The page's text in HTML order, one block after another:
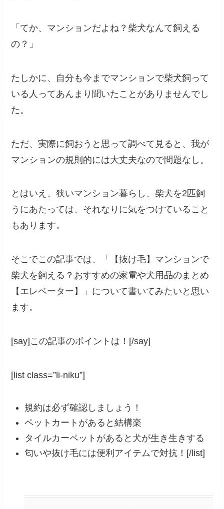
「てか、マンションだよね？柴犬なんて飼える
の？」
たしかに、自分も今までマンションで柴犬飼って
いる人ってあんまり聞いたことがありませんでし
た。
ただ、実際に飼おうと思って調べて見ると、我が
マンションの規則的には大丈夫なので問題なし。
とはいえ、狭いマンション暮らし、柴犬を2匹飼
うにあたっては、それなりに気をつけていること
もあります。
そこでこの記事では、「【抜け毛】マンションで
柴犬を飼える？おすすめの家電や犬用品のまとめ
【エレベーター】」について書いてみたいと思い
ます。
[say]この記事のポイントは！[/say]
[list class=”li-niku”]
規約は必ず確認しましょう！
ペットカートがあると結構楽
タイルカーペットがあると犬が生き生きする
匂いや抜け毛には便利アイテムで対抗！[/list]